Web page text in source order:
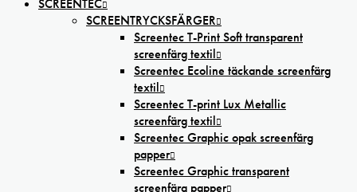
SCREENTEC
SCREENTRYCKSFÄRGER
Screentec T-Print Soft transparent
screenfärg textil
Screentec Ecoline täckande screenfärg
textil
Screentec T-print Lux Metallic
screenfärg textil
Screentec Graphic opak screenfärg
papper
Screentec Graphic transparent
screenfärg papper